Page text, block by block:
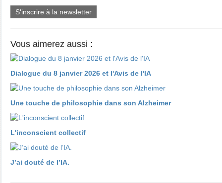
S'inscrire à la newsletter
Vous aimerez aussi :
Dialogue du 8 janvier 2026 et l'Avis de l'IA
​​​​​​​Une touche de philosophie dans son Alzheimer
L'inconscient collectif
J’ai douté de l’IA.